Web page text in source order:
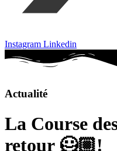
Instagram Linkedin
Actualité
La Course
retour 🦸🏼!